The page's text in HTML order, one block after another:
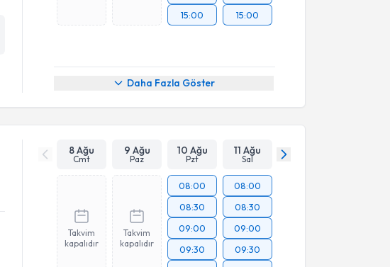
15:00
15:00
Daha Fazla Göster
8 Ağu
Cmt
9 Ağu
Paz
10 Ağu
Pzt
11 Ağu
Sal
Takvim
kapalıdır
Takvim
kapalıdır
08:00
08:30
09:00
09:30
08:00
08:30
09:00
09:30